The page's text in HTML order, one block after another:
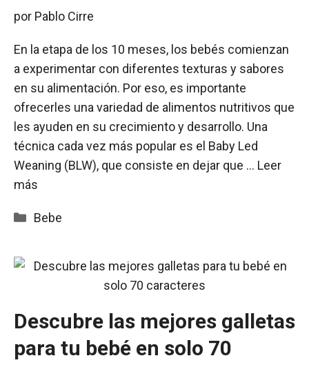
por Pablo Cirre
En la etapa de los 10 meses, los bebés comienzan
a experimentar con diferentes texturas y sabores
en su alimentación. Por eso, es importante
ofrecerles una variedad de alimentos nutritivos que
les ayuden en su crecimiento y desarrollo. Una
técnica cada vez más popular es el Baby Led
Weaning (BLW), que consiste en dejar que … Leer
más
Categorías
Bebe
Descubre las mejores galletas
para tu bebé en solo 70